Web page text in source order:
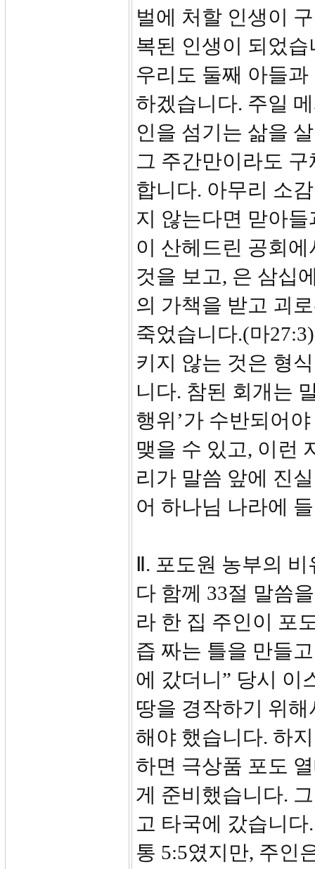
벌에 처할 인생이
복된 인생이 되었습
우리도 둘째 아들
하겠습니다. 주일
인을 섬기는 삶을
그 주간만이라도
합니다. 아무리 소
지 않는다면 맏아
이 산헤드린 공회
것을 보고, 은 삼십
의 가책을 받고 괴
죽었습니다.(마
키지 않는 것은 형
니다. 참된 회개는
행위’가 수반되어
맺을 수 있고, 이런
리가 말씀 앞에 진
어 하나님 나라에
Ⅱ. 포도원 농부의 비
다 함께 33절 말씀
라 한 집 주인이 포
즙 짜는 틀을 만들
에 갔더니” 당시 이
땅을 경작하기 위
해야 했습니다. 하
하면 극상품 포도
게 준비했습니다.
고 타국에 갔습니
통 5:5였지만, 주인